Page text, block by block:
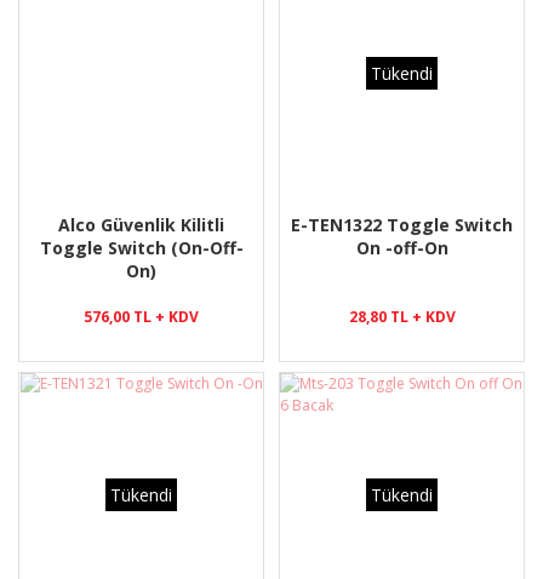
Alco Güvenlik Kilitli
Toggle Switch (On-Off-
On)
576,00 TL + KDV
Tükendi
E-TEN1322 Toggle Switch
On -off-On
28,80 TL + KDV
Tükendi Tükendi